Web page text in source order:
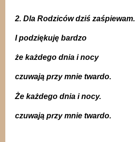
2. Dla Rodziców dziś zaśpiewam.
I podziękuję bardzo
że każdego dnia i nocy
czuwają przy mnie twardo.
Że każdego dnia i nocy.
czuwają przy mnie twardo.